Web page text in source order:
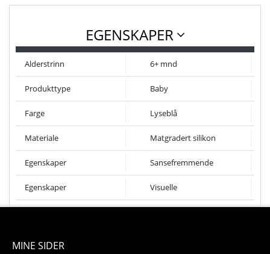
EGENSKAPER
Alderstrinn 6+ mnd
Produkttype Baby
Farge Lyseblå
Materiale Matgradert silikon
Egenskaper Sansefremmende
Egenskaper Visuelle
MINE SIDER